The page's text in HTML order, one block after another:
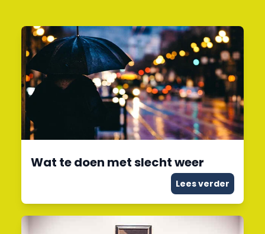
Wat te doen met slecht weer
Lees verder